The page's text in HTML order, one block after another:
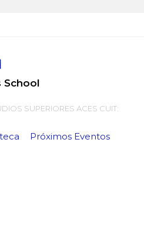
School
SUPERIORES ACES CUIT:
Próximos Eventos